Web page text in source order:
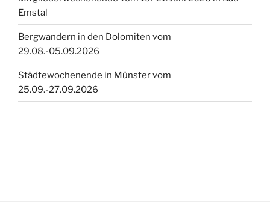
Emstal
Bergwandern in den Dolomiten vom
29.08.-05.09.2026
Städtewochenende in Münster vom
25.09.-27.09.2026